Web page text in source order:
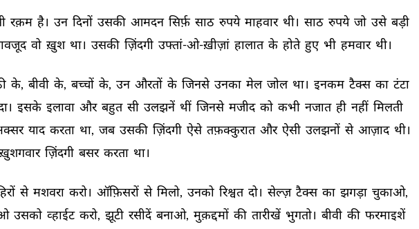
रक़म है। उन दिनों उसकी आमदन सिर्फ़ साठ रुपये माहवार थी। साठ रुपये जो उसे बड़ी
वो ख़ुश था। उसकी ज़िंदगी उफ्तां-ओ-ख़ीज़ां हालात के होते हुए भी हमवार थी।
के, बीवी के, बच्चों के, उन औरतों के जिनसे उनका मेल जोल था। इनकम टैक्स का टंटा
इसके इलावा और बहुत सी उलझनें थीं जिनसे मजीद को कभी नजात ही नहीं मिलती
याद करता था, जब उसकी ज़िंदगी ऐसे तफ़क्कुरात और ऐसी उलझनों से आज़ाद थी।
ख़ुशगवार ज़िंदगी बसर करता था।
से मशवरा करो। ऑफ़िसरों से मिलो, उनको रिश्वत दो। सेल्ज़ टैक्स का झगड़ा चुकाओ,
उसको व्हाईट करो, झूटी रसीदें बनाओ, मुक़द्दमों की तारीखें भुगतो। बीवी की फरमाइशें